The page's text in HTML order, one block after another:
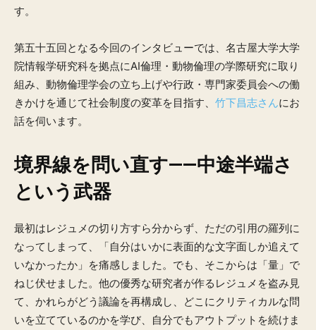
す。
第五十五回となる今回のインタビューでは、名古屋大学大学
院情報学研究科を拠点にAI倫理・動物倫理の学際研究に取り
組み、動物倫理学会の立ち上げや行政・専門家委員会への働
きかけを通じて社会制度の変革を目指す、 竹下昌志さんにお
話を伺います。
境界線を問い直す——中途半端さ
という武器
最初はレジュメの切り方すら分からず、ただの引用の羅列に
なってしまって、「自分はいかに表面的な文字面しか追えて
いなかったか」を痛感しました。でも、そこからは「量」で
ねじ伏せました。他の優秀な研究者が作るレジュメを盗み見
て、かれらがどう議論を再構成し、どこにクリティカルな問
いを立てているのかを学び、自分でもアウトプットを続けま